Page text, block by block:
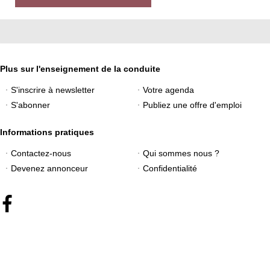
Plus sur l'enseignement de la conduite
S'inscrire à newsletter
Votre agenda
S'abonner
Publiez une offre d'emploi
Informations pratiques
Contactez-nous
Qui sommes nous ?
Devenez annonceur
Confidentialité